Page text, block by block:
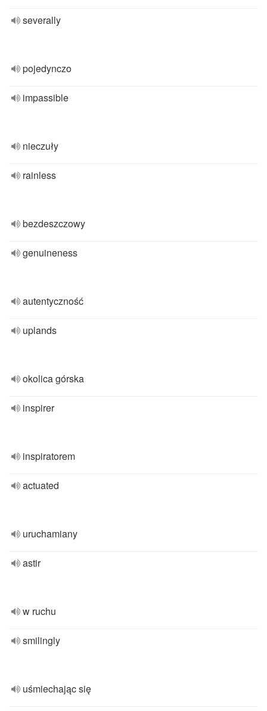
severally
pojedynczo
impassible
nieczuły
rainless
bezdeszczowy
genuineness
autentyczność
uplands
okolica górska
inspirer
inspiratorem
actuated
uruchamiany
astir
w ruchu
smilingly
uśmiechając się